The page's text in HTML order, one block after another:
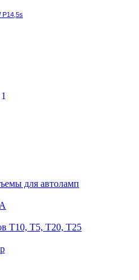
P14,5s
для автоламп
T10, T5, T20, T25